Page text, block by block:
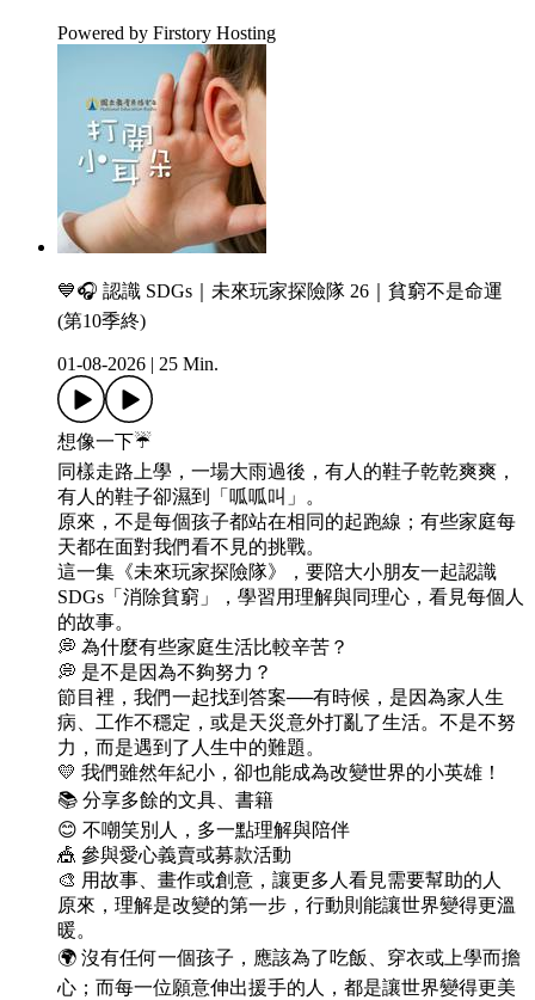
Powered by Firstory Hosting
💙🎧 認識 SDGs｜未來玩家探險隊 26｜貧窮不是命運
(第10季終)
01-08-2026 25 Min.
想像一下☔
同樣走路上學，一場大雨過後，有人的鞋子乾乾爽爽，
有人的鞋子卻濕到「呱呱叫」。
原來，不是每個孩子都站在相同的起跑線；有些家庭每
天都在面對我們看不見的挑戰。
這一集《未來玩家探險隊》，要陪大小朋友一起認識
SDGs「消除貧窮」，學習用理解與同理心，看見每個人
的故事。
💭 為什麼有些家庭生活比較辛苦？
💭 是不是因為不夠努力？
節目裡，我們一起找到答案──有時候，是因為家人生
病、工作不穩定，或是天災意外打亂了生活。不是不努
力，而是遇到了人生中的難題。
💛 我們雖然年紀小，卻也能成為改變世界的小英雄！
📚 分享多餘的文具、書籍
😊 不嘲笑別人，多一點理解與陪伴
🎪 參與愛心義賣或募款活動
🎨 用故事、畫作或創意，讓更多人看見需要幫助的人
原來，理解是改變的第一步，行動則能讓世界變得更溫
暖。
🌍 沒有任何一個孩子，應該為了吃飯、穿衣或上學而擔
心；而每一位願意伸出援手的人，都是讓世界變得更美